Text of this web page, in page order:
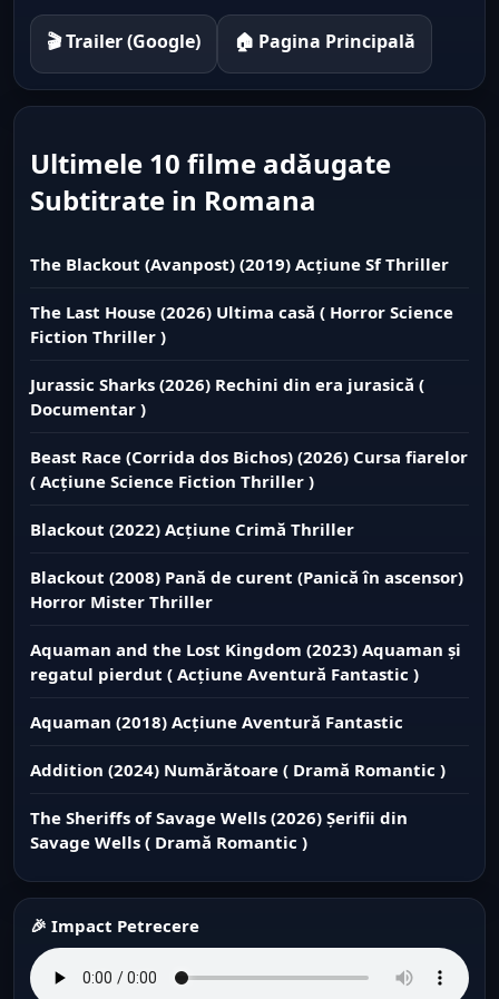
🎬 Trailer (Google) 🏠 Pagina Principală
Ultimele 10 filme adăugate
Subtitrate in Romana
The Blackout (Avanpost) (2019) Acțiune Sf Thriller
The Last House (2026) Ultima casă ( Horror Science
Fiction Thriller )
Jurassic Sharks (2026) Rechini din era jurasică (
Documentar )
Beast Race (Corrida dos Bichos) (2026) Cursa fiarelor
( Acțiune Science Fiction Thriller )
Blackout (2022) Acțiune Crimă Thriller
Blackout (2008) Pană de curent (Panică în ascensor)
Horror Mister Thriller
Aquaman and the Lost Kingdom (2023) Aquaman și
regatul pierdut ( Acțiune Aventură Fantastic )
Aquaman (2018) Acțiune Aventură Fantastic
Addition (2024) Numărătoare ( Dramă Romantic )
The Sheriffs of Savage Wells (2026) Șerifii din
Savage Wells ( Dramă Romantic )
🎉 Impact Petrecere